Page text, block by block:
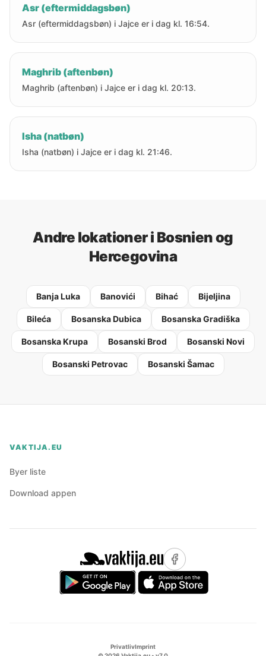
Asr (eftermiddagsbøn)
Asr (eftermiddagsbøn) i Jajce er i dag kl. 16:54.
Maghrib (aftenbøn)
Maghrib (aftenbøn) i Jajce er i dag kl. 20:13.
Isha (natbøn)
Isha (natbøn) i Jajce er i dag kl. 21:46.
Andre lokationer i Bosnien og
Hercegovina
Banja Luka Banovići Bihać Bijeljina
Bileća Bosanska Dubica Bosanska Gradiška
Bosanska Krupa Bosanski Brod Bosanski Novi
Bosanski Petrovac Bosanski Šamac
VAKTIJA.EU
Byer liste
Download appen
PrivatlivImprint